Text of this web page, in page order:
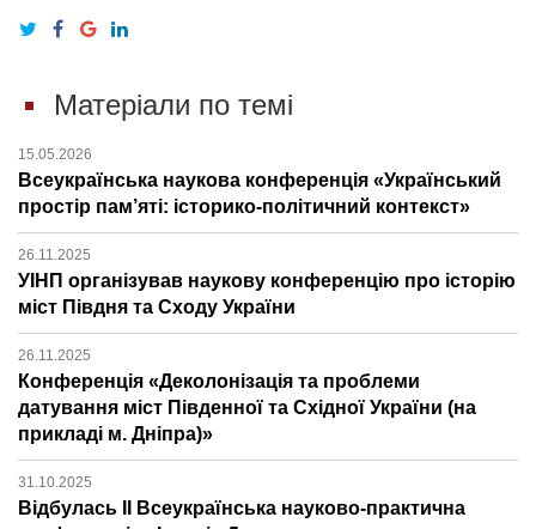
Матеріали по темі
15.05.2026
Всеукраїнська наукова конференція «Український
простір пам’яті: історико-політичний контекст»
26.11.2025
УІНП організував наукову конференцію про історію
міст Півдня та Сходу України
26.11.2025
Конференція «Деколонізація та проблеми
датування міст Південної та Східної України (на
прикладі м. Дніпра)»
31.10.2025
Відбулась ІІ Всеукраїнська науково-практична